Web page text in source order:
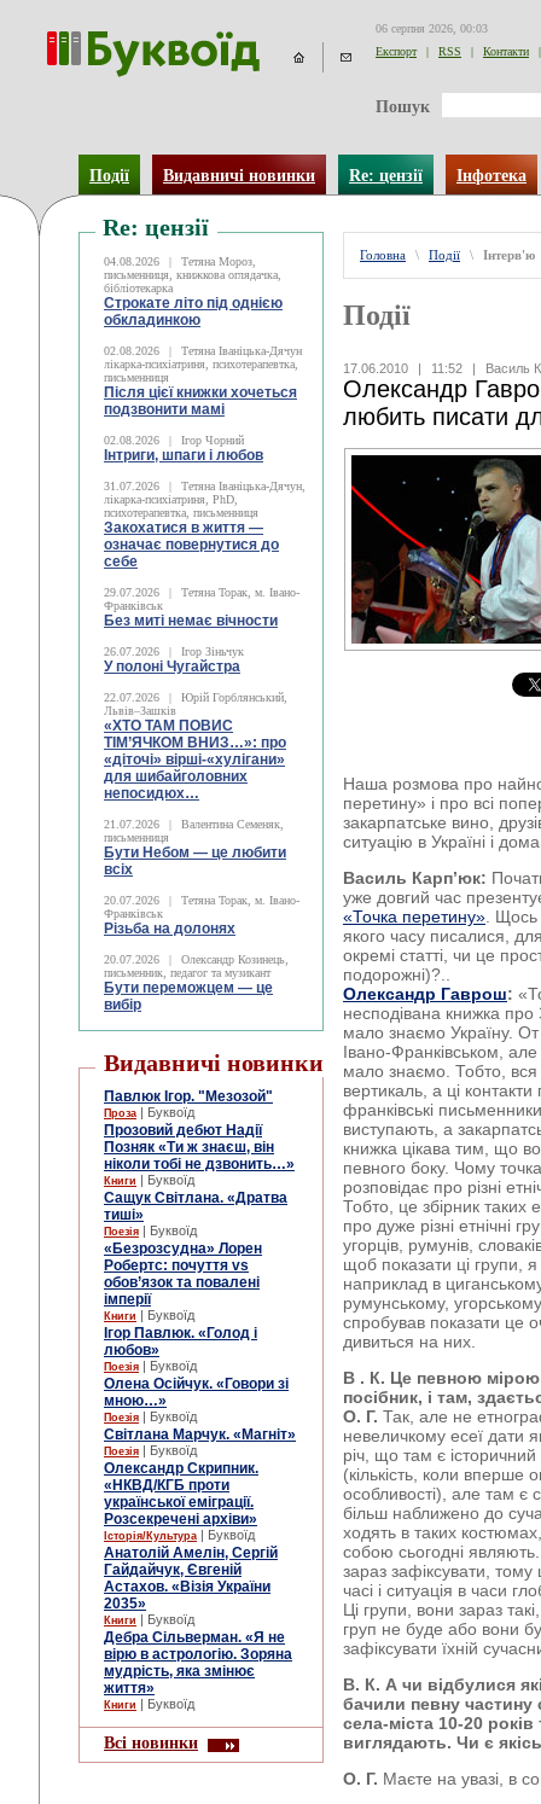
06 серпня 2026, 00:03
Експорт
| RSS | Контакти |
Пошук
Події Видавничі новинки Re: цензії Інфотека
Re: цензії
04.08.2026 |
Тетяна Мороз,
письменниця, книжкова оглядачка,
бібліотекарка
Строкате літо під однією
обкладинкою
02.08.2026 |
Тетяна Іваніцька-Дячун
лікарка-психіатриня, психотерапевтка,
письменниця
Після цієї книжки хочеться
подзвонити мамі
02.08.2026 | Ігор Чорний
Інтриги, шпаги і любов
31.07.2026 |
Тетяна Іваніцька-Дячун,
лікарка-психіатриня, PhD,
психотерапевтка, письменниця
Закохатися в життя —
означає повернутися до
себе
29.07.2026 |
Тетяна Торак, м. Івано-
Франківськ
Без миті немає вічности
26.07.2026 | Ігор Зіньчук
У полоні Чугайстра
22.07.2026 |
Юрій Горблянський,
Львів–Зашків
«ХТО ТАМ ПОВИС
ТІМ’ЯЧКОМ ВНИЗ…»: про
«діточі» вірші-«хулігани»
для шибайголовних
непосидюх…
21.07.2026 |
Валентина Семеняк,
письменниця
Бути Небом ― це любити
всіх
20.07.2026 |
Тетяна Торак, м. Івано-
Франківськ
Різьба на долонях
20.07.2026 |
Олександр Козинець,
письменник, педагог та музикант
Бути переможцем — це
вибір
Видавничі новинки
Павлюк Ігор. "Мезозой"
Проза | Буквоїд
Прозовий дебют Надії
Позняк «Ти ж знаєш, він
ніколи тобі не дзвонить…»
Книги | Буквоїд
Сащук Світлана. «Дратва
тиші»
Поезія | Буквоїд
«Безрозсудна» Лорен
Робертс: почуття vs
обов’язок та повалені
імперії
Книги | Буквоїд
Ігор Павлюк. «Голод і
любов»
Поезія | Буквоїд
Олена Осійчук. «Говори зі
мною…»
Поезія | Буквоїд
Світлана Марчук. «Магніт»
Поезія | Буквоїд
Олександр Скрипник.
«НКВД/КГБ проти
української еміграції.
Розсекречені архіви»
Історія/Культура | Буквоїд
Анатолій Амелін, Сергій
Гайдайчук, Євгеній
Астахов. «Візія України
2035»
Книги | Буквоїд
Дебра Сільверман. «Я не
вірю в астрологію. Зоряна
мудрість, яка змінює
життя»
Книги | Буквоїд
Всі новинки
Головна \ Події \ Інтерв'ю
Події
17.06.2010 | 11:52 | Василь
Олександр
любить писати
Наша розмова про
перетину» і про всі
закарпатське вино,
ситуацію в Україні і
Василь Карп’юк:
уже довгий час
«Точка перетину» .
якого часу писалися,
окремі статті, чи це
подорожні)?..
Олександр Гаврош:
несподівана книжка
мало знаємо Україну.
Івано-Франківськом,
мало знаємо. Тобто, вся
вертикаль, а ці контакти
франківські
виступають, а
книжка цікава тим, що
певного боку. Чому
розповідає про різні
Тобто, це збірник таких
про дуже різні етнічні
угорців, румунів,
щоб показати ці групи,
наприклад в
румунському,
спробував показати це
дивиться на них.
В . К. Це певною мірою
посібник, і там,
О. Г. Так, але не
невеличкому есеї дати
річ, що там є історичний
(кількість, коли вперше
особливості), але там є
більш наближено до
ходять в таких
собою сьогодні
зараз зафіксувати,
часі і ситуація в часи
Ці групи, вони зараз
груп не буде або вони
зафіксувати їхній
В. К. А чи відбулися
бачили певну частину
села-міста 10-20
виглядають. Чи є якісь
О. Г. Маєте на увазі, в